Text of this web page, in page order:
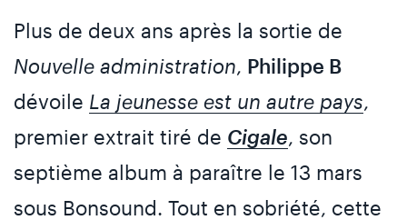
Plus de deux ans après la sortie de
Nouvelle administration, Philippe B
dévoile La jeunesse est un autre pays,
premier extrait tiré de Cigale, son
septième album à paraître le 13 mars
sous Bonsound. Tout en sobriété, cette